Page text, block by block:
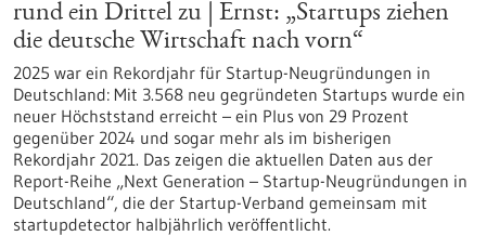
rund ein Drittel zu | Ernst: „Startups ziehen
die deutsche Wirtschaft nach vorn“
2025 war ein Rekordjahr für Startup-Neugründungen in
Deutschland: Mit 3.568 neu gegründeten Startups wurde ein
neuer Höchststand erreicht – ein Plus von 29 Prozent
gegenüber 2024 und sogar mehr als im bisherigen
Rekordjahr 2021. Das zeigen die aktuellen Daten aus der
Report-Reihe „Next Generation – Startup-Neugründungen in
Deutschland“, die der Startup-Verband gemeinsam mit
startupdetector halbjährlich veröffentlicht.